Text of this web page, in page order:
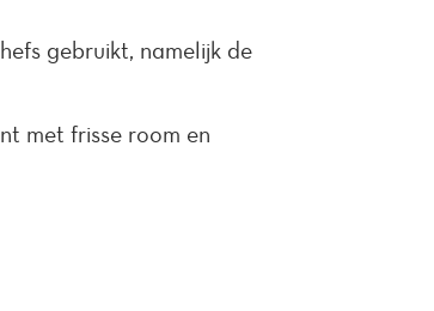
gebruikt, namelijk de
met frisse room en